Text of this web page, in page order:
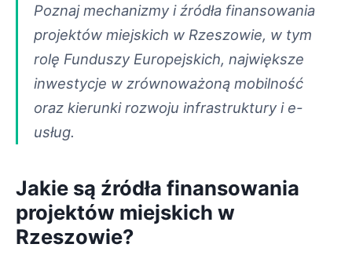
Poznaj mechanizmy i źródła finansowania
projektów miejskich w Rzeszowie, w tym
rolę Funduszy Europejskich, największe
inwestycje w zrównoważoną mobilność
oraz kierunki rozwoju infrastruktury i e-
usług.
Jakie są źródła finansowania
projektów miejskich w
Rzeszowie?